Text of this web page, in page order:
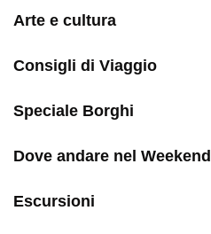
Arte e cultura
Consigli di Viaggio
Speciale Borghi
Dove andare nel Weekend
Escursioni